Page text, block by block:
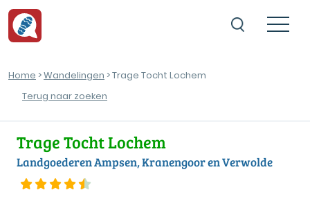
Home >Wandelingen > Trage Tocht Lochem
Terug naar zoeken
Trage Tocht Lochem
Landgoederen Ampsen, Kranengoor en Verwolde